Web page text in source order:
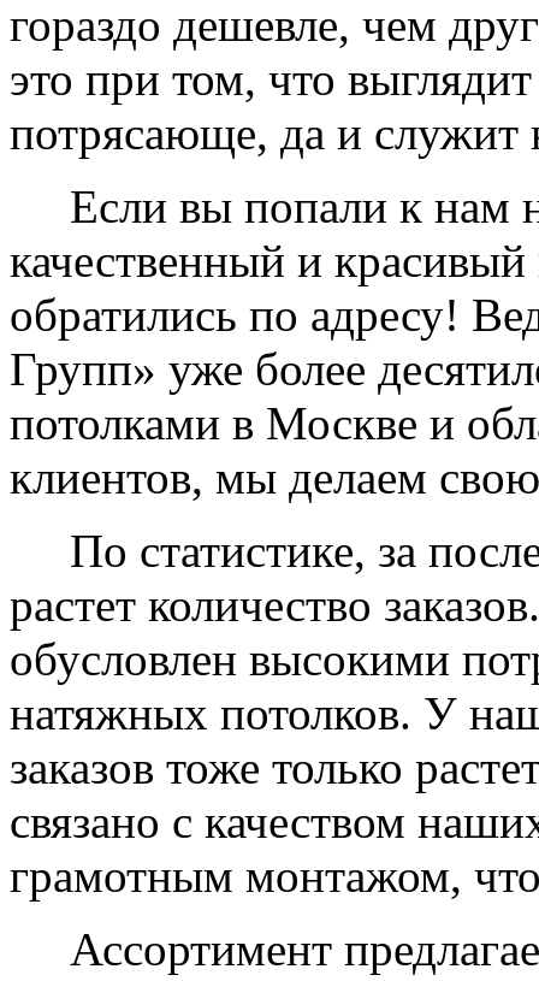
гораздо дешевле, чем
это при том, что
потрясающе, да и служит
Если вы попали к нам
качественный и
обратились по адресу!
Групп» уже более
потолками в Москве и
клиентов, мы делаем
По статистике, за
растет количество
обусловлен высокими
натяжных потолков. У
заказов тоже только
связано с качеством
грамотным монтажом,
Ассортимент